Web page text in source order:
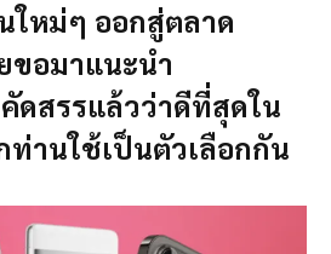
ใหม่ๆ ออกสู่ตลาด
ขอมาแนะนำ
ดสรรแล้วว่าดีที่สุดใน
ท่านใช้เป็นตัวเลือกกัน